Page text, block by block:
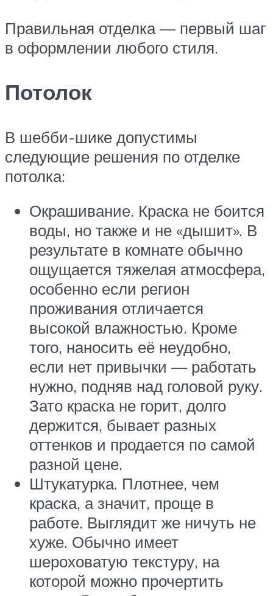
Правильная отделка — первый шаг
в оформлении любого стиля.
Потолок
В шебби-шике допустимы
следующие решения по отделке
потолка:
Окрашивание. Краска не боится
воды, но также и не «дышит». В
результате в комнате обычно
ощущается тяжелая атмосфера,
особенно если регион
проживания отличается
высокой влажностью. Кроме
того, наносить её неудобно,
если нет привычки — работать
нужно, подняв над головой руку.
Зато краска не горит, долго
держится, бывает разных
оттенков и продается по самой
разной цене.
Штукатурка. Плотнее, чем
краска, а значит, проще в
работе. Выглядит же ничуть не
хуже. Обычно имеет
шероховатую текстуру, на
которой можно прочертить